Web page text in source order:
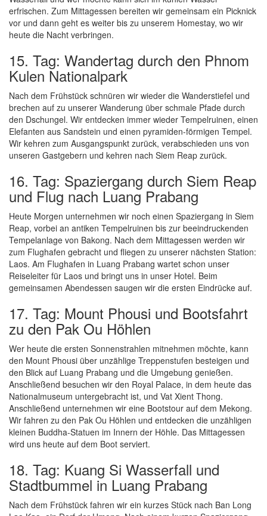
erfrischen. Zum Mittagessen bereiten wir gemeinsam ein Picknick
vor und dann geht es weiter bis zu unserem Homestay, wo wir
heute die Nacht verbringen.
15. Tag: Wandertag durch den Phnom
Kulen Nationalpark
Nach dem Frühstück schnüren wir wieder die Wanderstiefel und
brechen auf zu unserer Wanderung über schmale Pfade durch
den Dschungel. Wir entdecken immer wieder Tempelruinen, einen
Elefanten aus Sandstein und einen pyramiden-förmigen Tempel.
Wir kehren zum Ausgangspunkt zurück, verabschieden uns von
unseren Gastgebern und kehren nach Siem Reap zurück.
16. Tag: Spaziergang durch Siem Reap
und Flug nach Luang Prabang
Heute Morgen unternehmen wir noch einen Spaziergang in Siem
Reap, vorbei an antiken Tempelruinen bis zur beeindruckenden
Tempelanlage von Bakong. Nach dem Mittagessen werden wir
zum Flughafen gebracht und fliegen zu unserer nächsten Station:
Laos. Am Flughafen in Luang Prabang wartet schon unser
Reiseleiter für Laos und bringt uns in unser Hotel. Beim
gemeinsamen Abendessen saugen wir die ersten Eindrücke auf.
17. Tag: Mount Phousi und Bootsfahrt
zu den Pak Ou Höhlen
Wer heute die ersten Sonnenstrahlen mitnehmen möchte, kann
den Mount Phousi über unzählige Treppenstufen besteigen und
den Blick auf Luang Prabang und die Umgebung genießen.
Anschließend besuchen wir den Royal Palace, in dem heute das
Nationalmuseum untergebracht ist, und Vat Xient Thong.
Anschließend unternehmen wir eine Bootstour auf dem Mekong.
Wir fahren zu den Pak Ou Höhlen und entdecken die unzähligen
kleinen Buddha-Statuen im Innern der Höhle. Das Mittagessen
wird uns heute auf dem Boot serviert.
18. Tag: Kuang Si Wasserfall und
Stadtbummel in Luang Prabang
Nach dem Frühstück fahren wir ein kurzes Stück nach Ban Long